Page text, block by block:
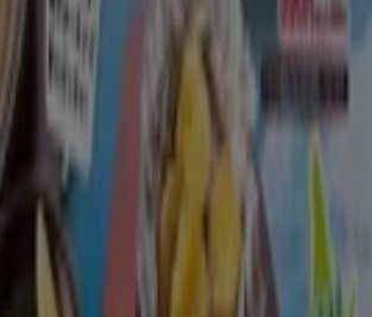
北の味覚が満載！夏の北海道フェ
川崎市